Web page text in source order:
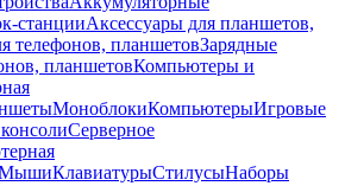
станцииАксессуары для планшетов,
телефонов, планшетовЗарядные
планшетовКомпьютеры и
МоноблокиКомпьютерыИгровые
Серверное
КлавиатурыСтилусыНаборы